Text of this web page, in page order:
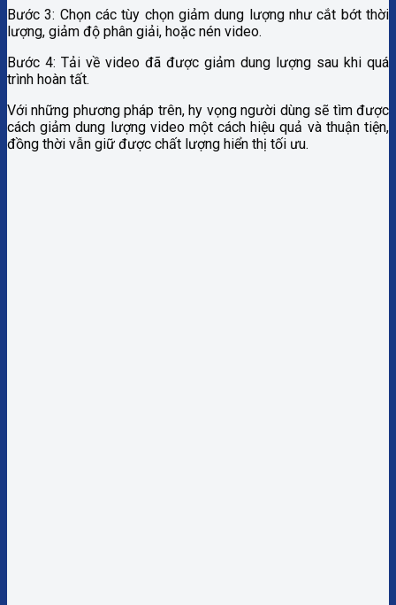
Bước 3: Chọn các tùy chọn giảm dung lượng như cắt bớt thời
lượng, giảm độ phân giải, hoặc nén video.
Bước 4: Tải về video đã được giảm dung lượng sau khi quá
trình hoàn tất.
Với những phương pháp trên, hy vọng người dùng sẽ tìm được
cách giảm dung lượng video một cách hiệu quả và thuận tiện,
đồng thời vẫn giữ được chất lượng hiển thị tối ưu.